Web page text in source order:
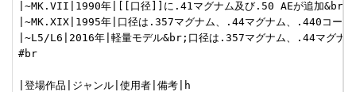
|~MK.VII|1990年|[[口径]]に.41マグナム及び.50 AEが追加&br;銃
|~MK.XIX|1995年|口径は.357マグナム、.44マグナム、.440コーボ
|~L5/L6|2016年|軽量モデル&br;口径は.357マグナム、.44マグナ
#br
|登場作品|ジャンル|使用者|備考|h